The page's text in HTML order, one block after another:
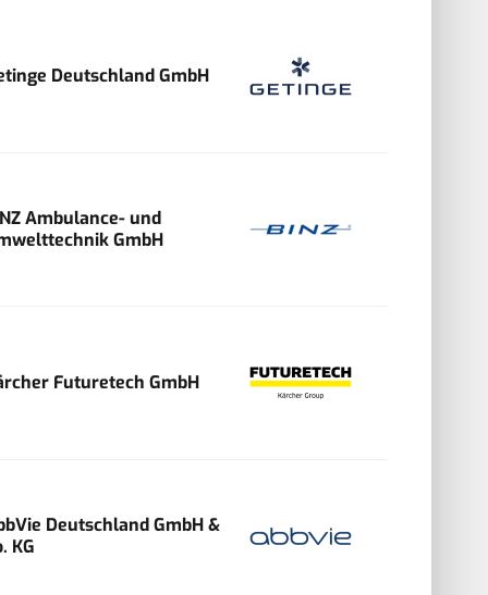
Deutschland GmbH
Ambulance- und
GmbH
Futuretech GmbH
Deutschland GmbH &
KG